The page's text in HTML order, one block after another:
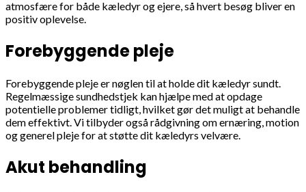
atmosfære for både kæledyr og ejere, så hvert besøg bliver en
positiv oplevelse.
Forebyggende pleje
Forebyggende pleje er nøglen til at holde dit kæledyr sundt.
Regelmæssige sundhedstjek kan hjælpe med at opdage
potentielle problemer tidligt, hvilket gør det muligt at behandle
dem effektivt. Vi tilbyder også rådgivning om ernæring, motion
og generel pleje for at støtte dit kæledyrs velvære.
Akut behandling